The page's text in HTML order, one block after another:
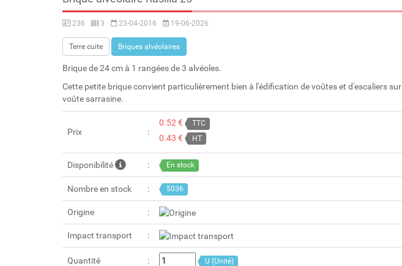
236 3 23-04-2016 19-06-2026
Terre cuite Briques alvéolaires
Brique de 24 cm à 1 rangées de 3 alvéoles.
Cette petite brique convient particulièrement bien à l'édification de voûtes et d'escaliers sur
voûte sarrasine.
Prix
0.52 € TTC
0.43 € HT
Disponibilité En stock
Nombre en stock 5036
Origine
Impact transport
Quantité U (Unité)